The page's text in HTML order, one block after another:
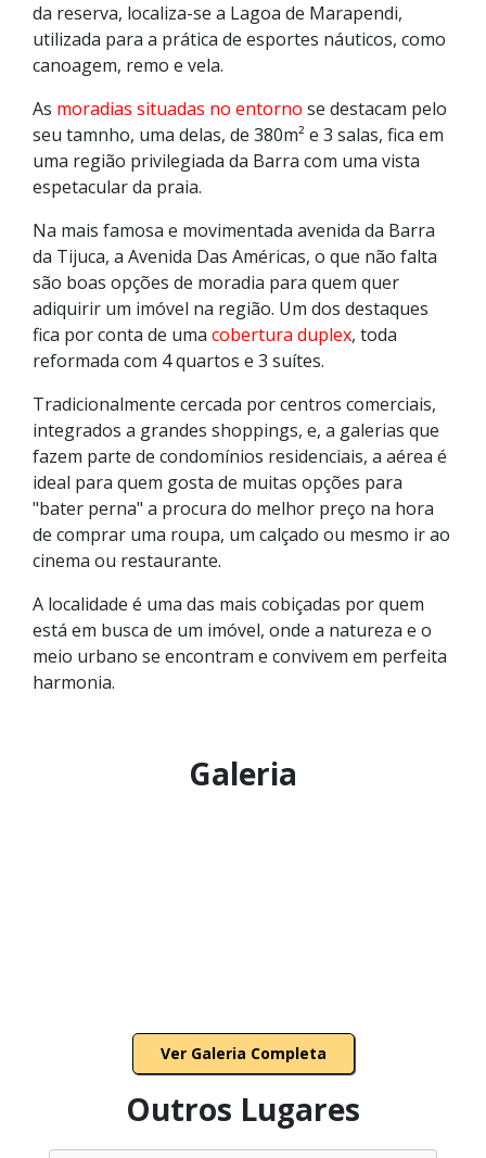
da reserva, localiza-se a Lagoa de Marapendi,
utilizada para a prática de esportes náuticos, como
canoagem, remo e vela.
As moradias situadas no entorno se destacam pelo
seu tamnho, uma delas, de 380m² e 3 salas, fica em
uma região privilegiada da Barra com uma vista
espetacular da praia.
Na mais famosa e movimentada avenida da Barra
da Tijuca, a Avenida Das Américas, o que não falta
são boas opções de moradia para quem quer
adiquirir um imóvel na região. Um dos destaques
fica por conta de uma cobertura duplex, toda
reformada com 4 quartos e 3 suítes.
Tradicionalmente cercada por centros comerciais,
integrados a grandes shoppings, e, a galerias que
fazem parte de condomínios residenciais, a aérea é
ideal para quem gosta de muitas opções para
"bater perna" a procura do melhor preço na hora
de comprar uma roupa, um calçado ou mesmo ir ao
cinema ou restaurante.
A localidade é uma das mais cobiçadas por quem
está em busca de um imóvel, onde a natureza e o
meio urbano se encontram e convivem em perfeita
harmonia.
Galeria
Ver Galeria Completa
Outros Lugares